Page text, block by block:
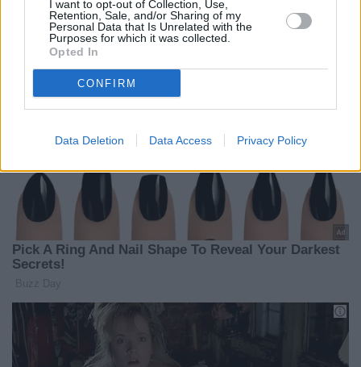
I want to opt-out of Collection, Use,
Retention, Sale, and/or Sharing of my
Personal Data that Is Unrelated with the
Purposes for which it was collected.
Opted In
CONFIRM
Data Deletion Data Access Privacy Policy
07 Αυγούστου 2026
06 Αυγούστου 2026 06 Αυγούστου 2026